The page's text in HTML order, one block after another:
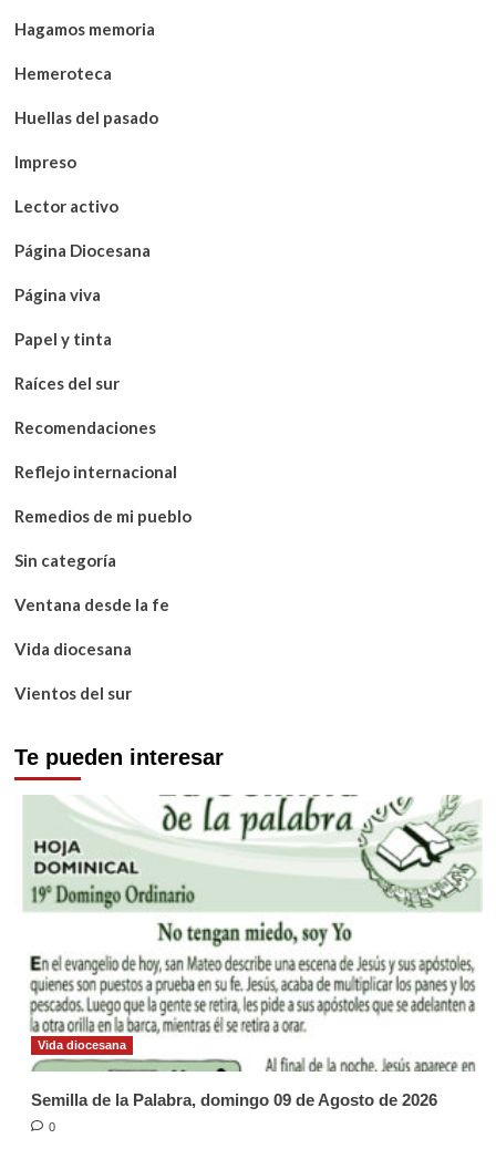
Hagamos memoria
Hemeroteca
Huellas del pasado
Impreso
Lector activo
Página Diocesana
Página viva
Papel y tinta
Raíces del sur
Recomendaciones
Reflejo internacional
Remedios de mi pueblo
Sin categoría
Ventana desde la fe
Vida diocesana
Vientos del sur
Te pueden interesar
Vida diocesana
Semilla de la Palabra, domingo 09 de Agosto de 2026
0